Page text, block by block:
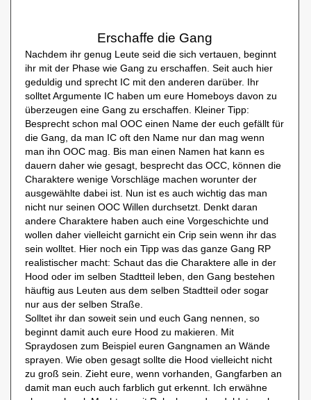
Erschaffe die Gang
Nachdem ihr genug Leute seid die sich vertauen, beginnt
ihr mit der Phase wie Gang zu erschaffen. Seit auch hier
geduldig und sprecht IC mit den anderen darüber. Ihr
solltet Argumente IC haben um eure Homeboys davon zu
überzeugen eine Gang zu erschaffen. Kleiner Tipp:
Besprecht schon mal OOC einen Name der euch gefällt für
die Gang, da man IC oft den Name nur dan mag wenn
man ihn OOC mag. Bis man einen Namen hat kann es
dauern daher wie gesagt, besprecht das OCC, können die
Charaktere wenige Vorschläge machen worunter der
ausgewählte dabei ist. Nun ist es auch wichtig das man
nicht nur seinen OOC Willen durchsetzt. Denkt daran
andere Charaktere haben auch eine Vorgeschichte und
wollen daher vielleicht garnicht ein Crip sein wenn ihr das
sein wolltet. Hier noch ein Tipp was das ganze Gang RP
realistischer macht: Schaut das die Charaktere alle in der
Hood oder im selben Stadtteil leben, den Gang bestehen
häuftig aus Leuten aus dem selben Stadtteil oder sogar
nur aus der selben Straße.
Solltet ihr dan soweit sein und euch Gang nennen, so
beginnt damit auch eure Hood zu makieren. Mit
Spraydosen zum Beispiel euren Gangnamen an Wände
sprayen. Wie oben gesagt sollte die Hood vielleicht nicht
zu groß sein. Zieht eure, wenn vorhanden, Gangfarben an
damit man euch auch farblich gut erkennt. Ich erwähne